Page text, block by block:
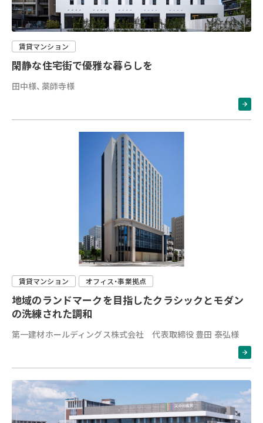
賃貸マンション
閑静な住宅街で優雅な暮らしを
田中様、薬師寺様
賃貸マンション オフィス・事業拠点
地域のランドマークを目指したクラシックとモダン
の洗練された調和
第一建材ホールディングス株式会社 代表取締役 豊田 泰弘様